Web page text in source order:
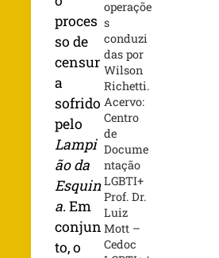
proces
so de
censur
a
sofrido
pelo
Lampi
ão da
Esquin
a. Em
conjun
to, o
operaçõe
s
conduzi
das por
Wilson
Richetti.
Acervo:
Centro
de
Docume
ntação
LGBTI+
Prof. Dr.
Luiz
Mott –
Cedoc